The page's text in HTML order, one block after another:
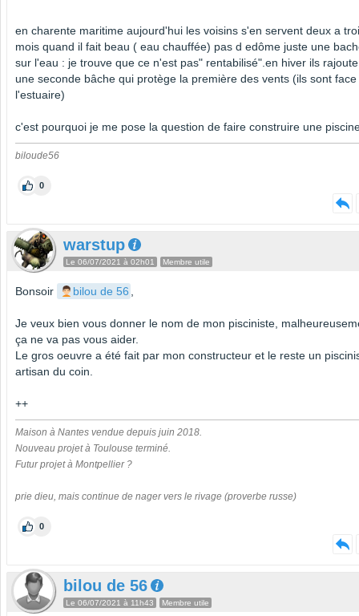
en charente maritime aujourd'hui les voisins s'en servent deux a
mois quand il fait beau ( eau chauffée) pas d edôme juste une
sur l'eau : je trouve que ce n'est pas" rentabilisé".en hiver ils rajoute
une seconde bâche qui protège la première des vents (ils sont face
l'estuaire)
c'est pourquoi je me pose la question de faire construire une
biloude56
0
warstup
Le 06/07/2021 à 02h01 Membre utile
Bonsoir bilou de 56
Je veux bien vous donner le nom de mon pisciniste,
ça ne va pas vous aider.
Le gros oeuvre a été fait par mon constructeur et le reste un
artisan du coin.
++
Maison à Nantes vendue depuis juin 2018.
Nouveau projet à Toulouse terminé.
Futur projet à Montpellier ?
prie dieu, mais continue de nager vers le rivage (proverbe russe)
0
bilou de 56
Le 06/07/2021 à 11h43 Membre utile